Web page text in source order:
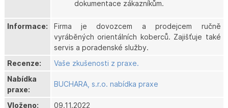
dokumentace zákazníkům.
Informace:
Firma je dovozcem a prodejcem ručně
vyráběných orientálních koberců. Zajišťuje také
servis a poradenské služby.
Recenze:
Vaše zkušenosti z praxe.
Nabídka
praxe:
BUCHARA, s.r.o. nabídka praxe
Vloženo: 09.11.2022